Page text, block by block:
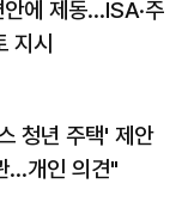
에 제동…ISA·주
지시
청년 주택' 제안
…개인 의견"